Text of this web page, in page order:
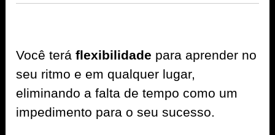
Você teráflexibilidade para aprender no
seu ritmo e em qualquer lugar,
eliminando a falta de tempo como um
impedimento para o seu sucesso.